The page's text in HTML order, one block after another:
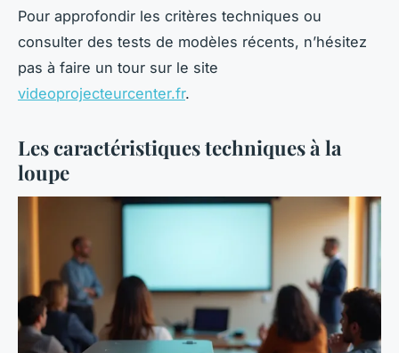
Pour approfondir les critères techniques ou
consulter des tests de modèles récents, n’hésitez
pas à faire un tour sur le site
videoprojecteurcenter.fr.
Les caractéristiques techniques à la
loupe